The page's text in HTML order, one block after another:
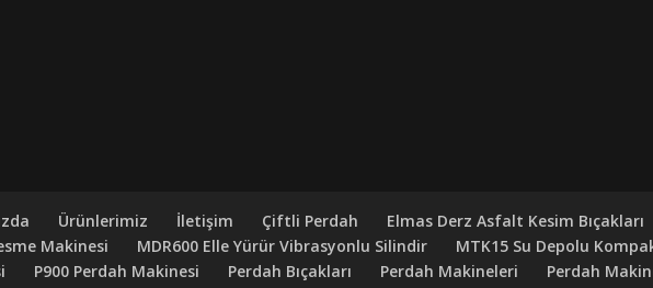
Ürünlerimiz İletişim Çiftli Perdah Elmas Derz Asfalt Kesim Bıçakları
Makinesi
MDR600 Elle Yürür Vibrasyonlu Silindir MTK15 Su Depolu
P900 Perdah Makinesi Perdah Bıçakları Perdah Makineleri Perdah